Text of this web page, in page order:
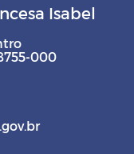
Isabel
000